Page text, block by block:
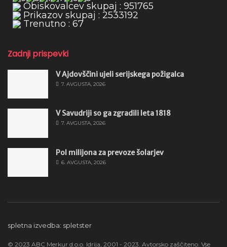
Obiskovalcev skupaj : 951765
Prikazov skupaj : 2533192
Trenutno : 67
Zadnji prispevki
V Ajdovščini ujeli serijskega požigalca
7. AVGUSTA, 2026
V Savudriji so ga zgradili leta 1818
7. AVGUSTA, 2026
Pol milijona za prevoze šolarjev
6. AVGUSTA, 2026
spletna izvedba: spletster
© 2023 ABC Merkur d.o.o. Idrija, 2001 - 2023. Avtorsko zaščiteno. Vse